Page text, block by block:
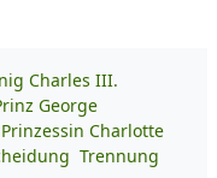
Charles III.
George
Prinzessin Charlotte
Trennung